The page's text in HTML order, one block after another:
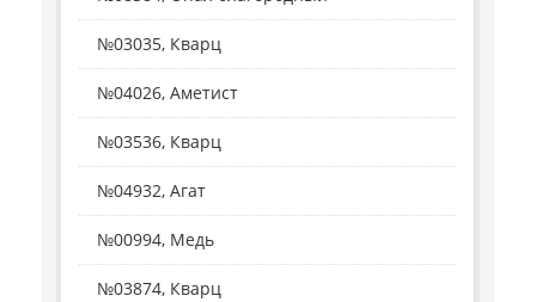
№03035, Кварц
№04026, Аметист
№03536, Кварц
№04932, Агат
№00994, Медь
№03874, Кварц